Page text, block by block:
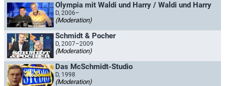
Olympia mit Waldi und Harry / Waldi und Harry
D, 2006–
(Moderation)
Schmidt & Pocher
D, 2007–2009
(Moderation)
Das McSchmidt-Studio
D, 1998
(Moderation)